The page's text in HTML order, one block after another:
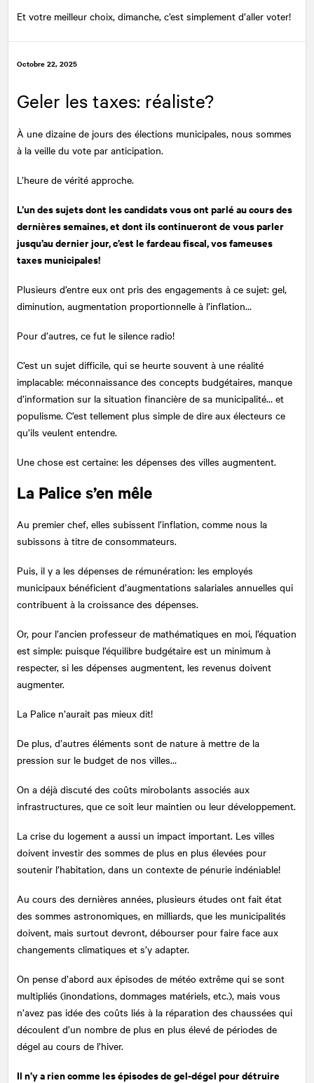
Et votre meilleur choix, dimanche, c’est simplement d’aller voter!
Geler les taxes: réaliste?
À une dizaine de jours des élections municipales, nous sommes
à la veille du vote par anticipation.
L’heure de vérité approche.
L’un des sujets dont les candidats vous ont parlé au cours des
dernières semaines, et dont ils continueront de vous parler
jusqu’au dernier jour, c’est le fardeau fiscal, vos fameuses
taxes municipales!
Plusieurs d’entre eux ont pris des engagements à ce sujet: gel,
diminution, augmentation proportionnelle à l’inflation…
Pour d’autres, ce fut le silence radio!
C’est un sujet difficile, qui se heurte souvent à une réalité
implacable: méconnaissance des concepts budgétaires, manque
d’information sur la situation financière de sa municipalité… et
populisme. C’est tellement plus simple de dire aux électeurs ce
qu’ils veulent entendre.
Une chose est certaine: les dépenses des villes augmentent.
La Palice s’en mêle
Au premier chef, elles subissent l’inflation, comme nous la
subissons à titre de consommateurs.
Puis, il y a les dépenses de rémunération: les employés
municipaux bénéficient d’augmentations salariales annuelles qui
contribuent à la croissance des dépenses.
Or, pour l’ancien professeur de mathématiques en moi, l’équation
est simple: puisque l’équilibre budgétaire est un minimum à
respecter, si les dépenses augmentent, les revenus doivent
augmenter.
La Palice n’aurait pas mieux dit!
De plus, d’autres éléments sont de nature à mettre de la
pression sur le budget de nos villes…
On a déjà discuté des coûts mirobolants associés aux
infrastructures, que ce soit leur maintien ou leur développement.
La crise du logement a aussi un impact important. Les villes
doivent investir des sommes de plus en plus élevées pour
soutenir l’habitation, dans un contexte de pénurie indéniable!
Au cours des dernières années, plusieurs études ont fait état
des sommes astronomiques, en milliards, que les municipalités
doivent, mais surtout devront, débourser pour faire face aux
changements climatiques et s’y adapter.
On pense d’abord aux épisodes de météo extrême qui se sont
multipliés (inondations, dommages matériels, etc.), mais vous
n’avez pas idée des coûts liés à la réparation des chaussées qui
découlent d’un nombre de plus en plus élevé de périodes de
dégel au cours de l’hiver.
Il n’y a rien comme les épisodes de gel-dégel pour détruire
Octobre 22, 2025